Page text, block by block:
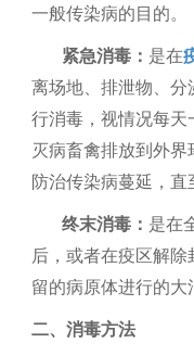
一般传染病的目的。
紧急消毒： 是在
离场地、排泄物、
行消毒，视情况每天
灭病畜禽排放到外界
防治传染病蔓延，直
终末消毒： 是在
后，或者在疫区解
留的病原体进行的大
二、消毒方法